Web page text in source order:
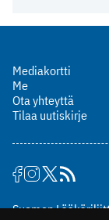
Mediakortti
Me
Ota yhteyttä
Tilaa uutiskirje
Suomen